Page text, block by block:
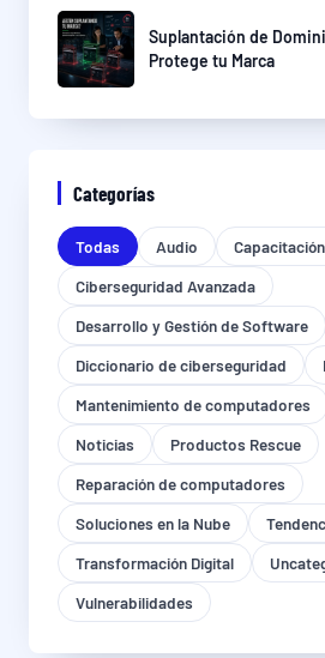
Suplantación de
Protege tu Marca
Categorías
Todas Audio
Ciberseguridad Avanzada
Desarrollo y Gestión de Software
Diccionario de ciberseguridad
Mantenimiento de computadores
Noticias
Productos Rescue
Reparación de computadores
Soluciones en la Nube
Transformación Digital
Vulnerabilidades